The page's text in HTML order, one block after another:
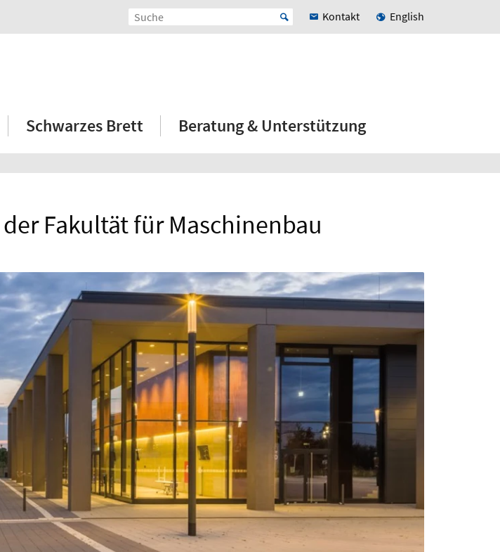
Kontakt English
Schwarzes Brett Beratung & Unterstützung
Fakultät für Maschinenbau